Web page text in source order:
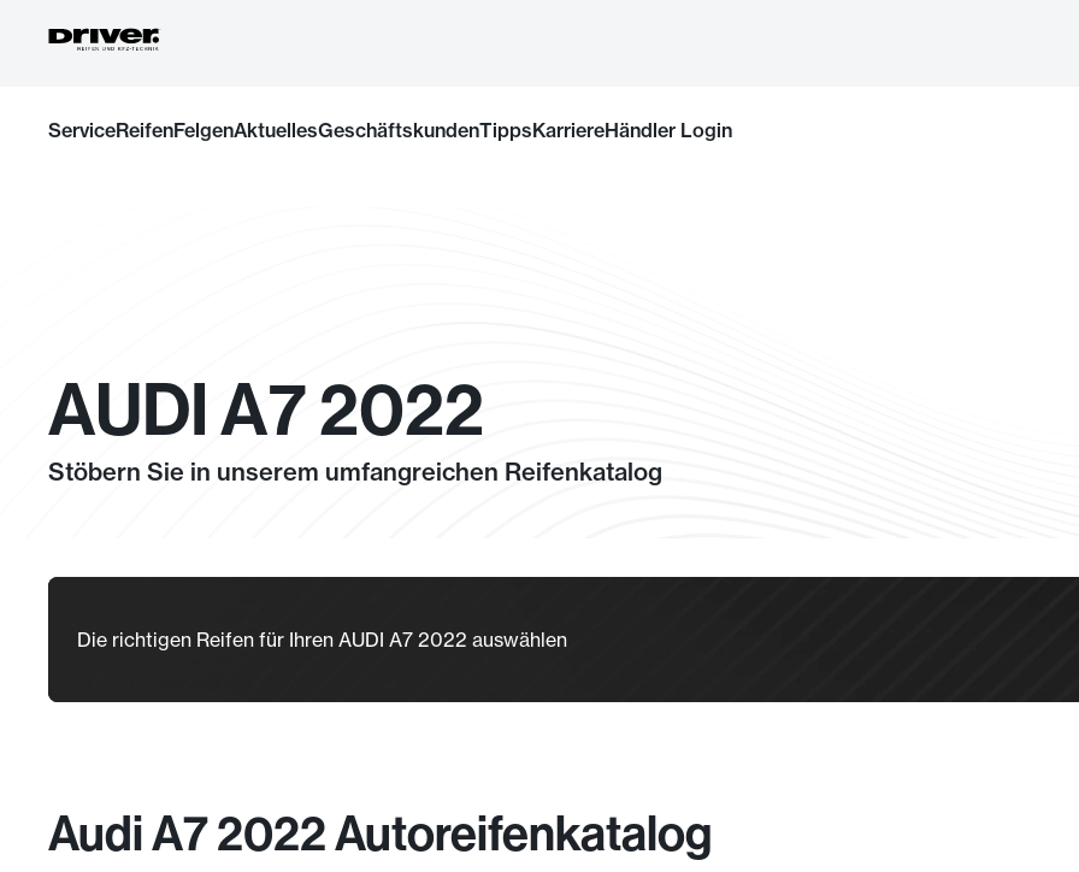
InhaltServiceReifenFelgenAktuellesGeschäftskundenTippsKarriereHändler Login
AUDI A7 2022
Stöbern Sie in unserem umfangreichen Reifenkatalog
Die richtigen Reifen für Ihren AUDI A7 2022 auswählen
Audi A7 2022 Autoreifenkatalog